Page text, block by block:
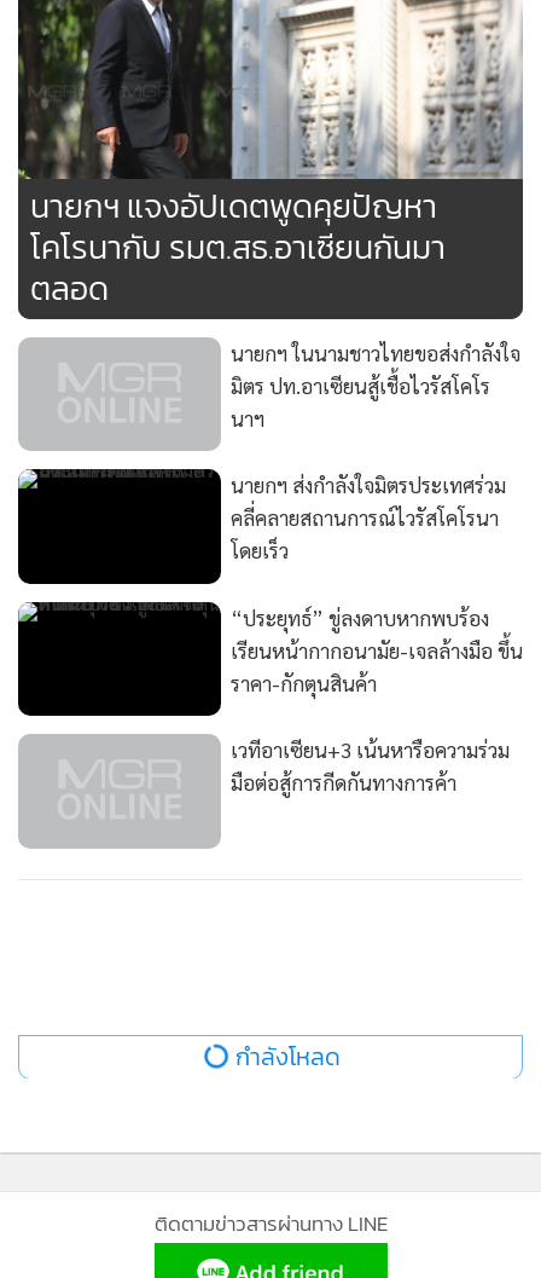
นายกฯ แจงอัปเดตพูดคุยปัญหา
โคโรนากับ รมต.สธ.อาเซียนกันมา
ตลอด
นายกฯ ส่งกำลังใจมิตรประเทศร่วม
คลี่คลายสถานการณ์ไวรัสโคโรนา
“ประยุทธ์” ขู่ลงดาบหากพบร้อง
เรียนหน้ากากอนามัย-เจลล้างมือ ขึ้น
เวทีอาเซียน+3 เน้นหารือความร่วม
มือต่อสู้การกีดกันทางการค้า
แสดงเพิ่มเติม
ติดตามข่าวสารผ่านทาง LINE